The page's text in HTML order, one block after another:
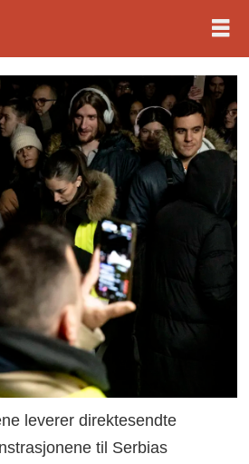
leverer direktesendte
til Serbias